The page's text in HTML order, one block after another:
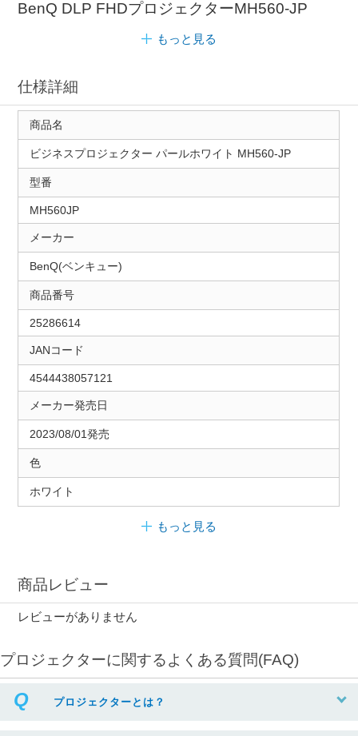
BenQ DLP FHDプロジェクターMH560-JP
もっと見る
仕様詳細
商品名
ビジネスプロジェクター パールホワイト MH560-JP
型番
MH560JP
メーカー
BenQ(ベンキュー)
商品番号
25286614
JANコード
4544438057121
メーカー発売日
2023/08/01発売
色
ホワイト
もっと見る
商品レビュー
レビューがありません
プロジェクターに関するよくある質問(FAQ)
プロジェクターとは？